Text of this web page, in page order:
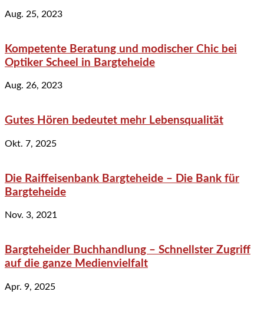
Aug. 25, 2023
Kompetente Beratung und modischer Chic bei
Optiker Scheel in Bargteheide
Aug. 26, 2023
Gutes Hören bedeutet mehr Lebensqualität
Okt. 7, 2025
Die Raiffeisenbank Bargteheide – Die Bank für
Bargteheide
Nov. 3, 2021
Bargteheider Buchhandlung – Schnellster Zugriff
auf die ganze Medienvielfalt
Apr. 9, 2025